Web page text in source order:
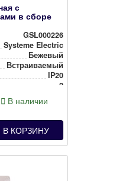
с
в сборе
GSL000226
Systeme Electric
Бежевый
Встра­ива­емый
IP20
2
В наличии
В КОРЗИНУ